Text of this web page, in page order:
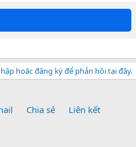
hoặc đăng ký để phản hồi tại đây.
Chia sẻ Liên kết